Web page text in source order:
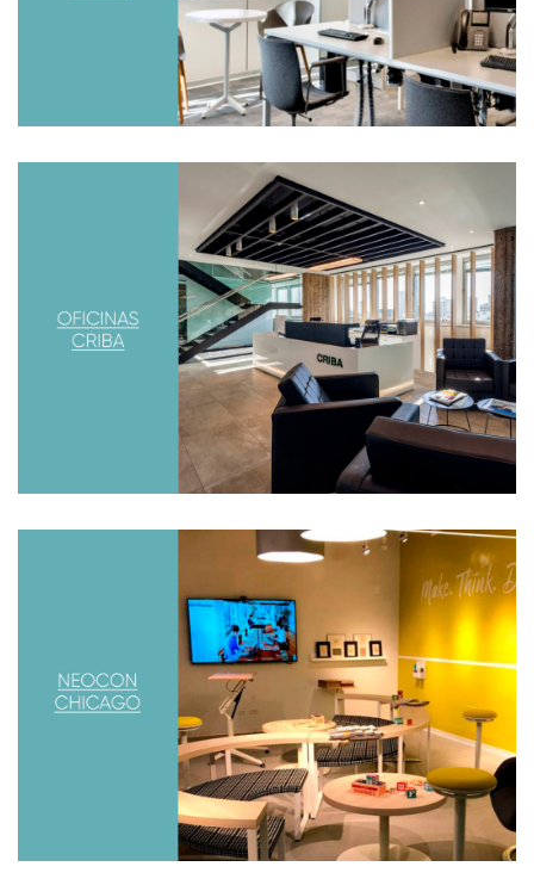
del 2017
OFICINAS CRIBA
Diseñamos las oficinas de la constructora Criba
ubicadas en el Edificio Mirafiori, en pleno microcentro de
la Ciudad de Buenos Aires.
NEOCON 2017
Como cada año, visitamos la feria de interiorismo y
equipamiento de oficinas más importante del mundo,
analizando las nuevas tendencias del mercado, para
poder aplicar en todos nuestros proyectos.